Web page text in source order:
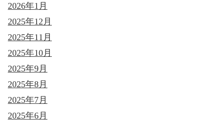
2026年1月
2025年12月
2025年11月
2025年10月
2025年9月
2025年8月
2025年7月
2025年6月